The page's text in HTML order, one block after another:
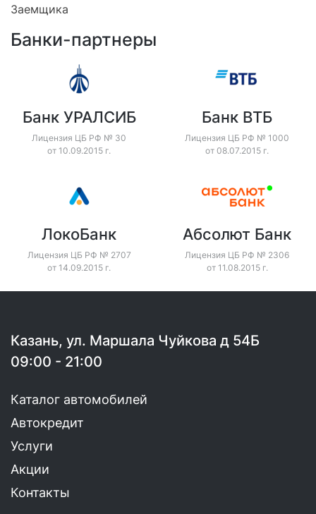
Заемщика
Банки-партнеры
Банк ВТБ
Лицензия ЦБ РФ № 1000
от 08.07.2015 г.
Газпромбанк
Лицензия ЦБ РФ № 354
от 29.12.2014 г.
Абсолют Банк
Лицензия ЦБ РФ № 2306
от 11.08.2015 г.
Открытие
Лицензия ЦБ РФ № 2209
от 24.11.2014 г.
Казань, ул. Маршала Чуйкова д 54Б
09:00 - 21:00
Каталог автомобилей
Автокредит
Услуги
Акции
Контакты